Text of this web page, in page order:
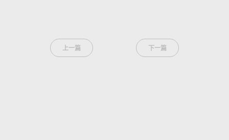
上一篇 下一篇